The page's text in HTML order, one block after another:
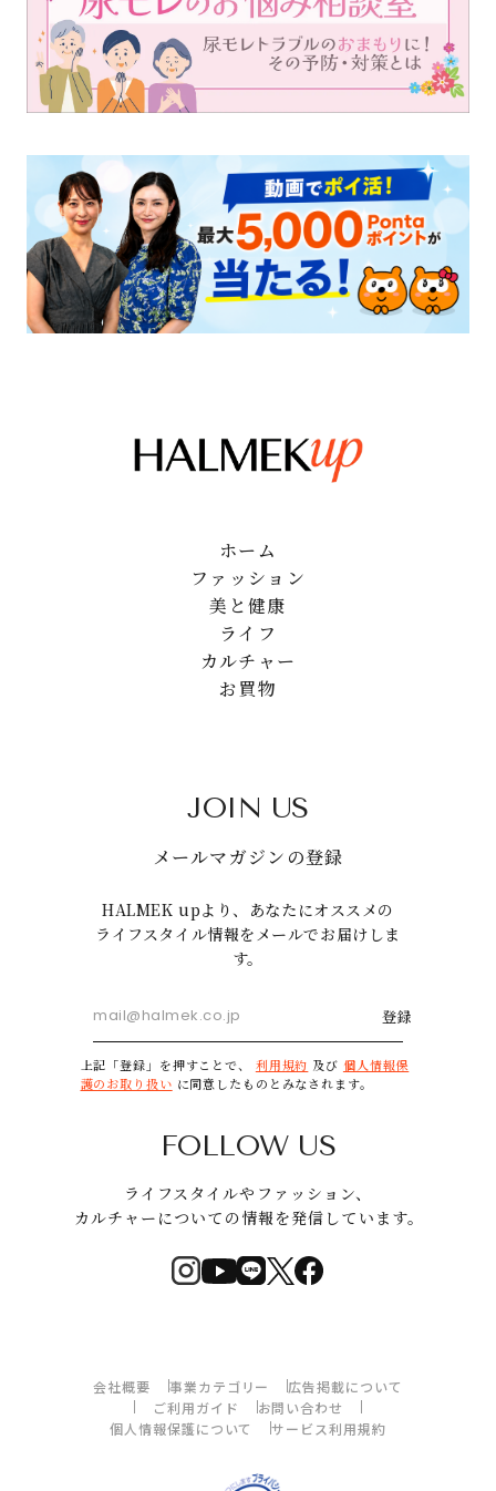
ホーム
ファッション
美と健康
ライフ
カルチャー
お買物
JOIN US
メールマガジンの登録
HALMEK upより、あなたにオススメの
ライフスタイル情報をメールでお届けしま
す。
登録
上記「登録」を押すことで、 利用規約 及び 個人情報保
護のお取り扱い に同意したものとみなされます。
FOLLOW US
ライフスタイルやファッション、
カルチャーについての情報を発信しています。
会社概要 事業カテゴリー
広告掲載について
ご利用ガイド
お問い合わせ
個人情報保護について
サービス利用規約